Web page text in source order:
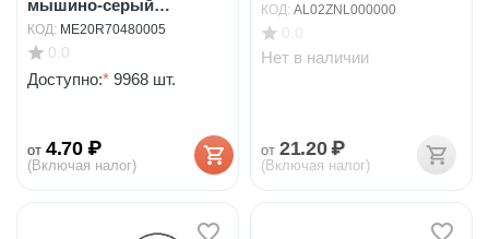
мышино-серый
арт.ME20R704...
КОД: ME20R70480005
0.0
Доступно:* 9968 шт.
от 4.70 ₽
(Включая налог)
КОД: AL02ZNL000000
Нет в наличии
от 21.20 ₽
(Включая налог)